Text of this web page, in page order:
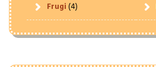
Frugi(4)